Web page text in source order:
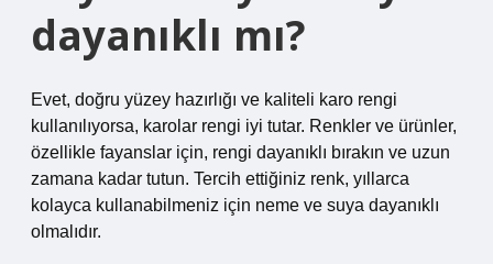
dayanıklı mı?
Evet, doğru yüzey hazırlığı ve kaliteli karo rengi
kullanılıyorsa, karolar rengi iyi tutar. Renkler ve ürünler,
özellikle fayanslar için, rengi dayanıklı bırakın ve uzun
zamana kadar tutun. Tercih ettiğiniz renk, yıllarca
kolayca kullanabilmeniz için neme ve suya dayanıklı
olmalıdır.